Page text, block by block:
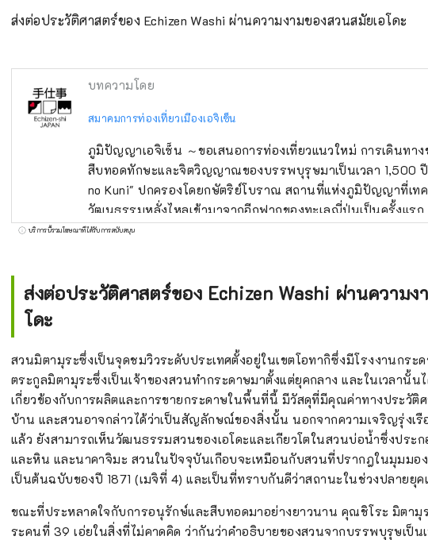
ส่งต่อประวัติศาสตร์ของ Echizen Washi ผ่านความงามของสวนสมัยเอโดะ
บทความโดย
สมาคมการท่องเที่ยวเมืองเอจิเซ็น
ภูมิปัญญาเอจิเซ็น ～ขอเสนอการท่องเที่ยวแนวใหม่ การเดินทางของ
สืบทอดทักษะและจิตวิญญาณของบรรพบุรุษมาเป็นเวลา 1,500 ปี
no Kuni" ปกครองโดยกษัตริย์โบราณ สถานที่แห่งภูมิปัญญาที่เท
วัฒนธรรมหลั่งไหลเข้ามาจากอีกฟากของทะเลญี่ปุ่นเป็นครั้งแรก
ของการผลิตที่ลึกซึ้งของญี่ปุ่น ในอุตสาหกรรมแบบดั้งเดิมที่อยู่ร่ว
เวลา และพื้นที่ ภารกิจใหม่เพื่อค้นหาแสงสว่าง ยินดีต้อนรับสู่เอจิ
บริการนี้รวมโฆษณาที่ได้รับการสนับสนุน
ส่งต่อประวัติศาสตร์ของ Echizen Washi ผ่านความง
โดะ
สวนมิตามุระซึ่งเป็นจุดชมวิวระดับประเทศตั้งอยู่ในเขตโอทากิซึ่งมีโรงงานกระ
ตระกูลมิตามุระซึ่งเป็นเจ้าของสวนทำกระดาษมาตั้งแต่ยุคกลาง และในเวลานั้
เกี่ยวข้องกับการผลิตและการขายกระดาษในพื้นที่นี้ มีวัสดุที่มีคุณค่าทางประวัติ
บ้าน และสวนอาจกล่าวได้ว่าเป็นสัญลักษณ์ของสิ่งนั้น นอกจากความเจริญรุ่งเ
แล้ว ยังสามารถเห็นวัฒนธรรมสวนของเอโดะและเกียวโตในสวนบ่อน้ำซึ่งประก
และหิน และนาคาจิมะ สวนในปัจจุบันเกือบจะเหมือนกับสวนที่ปรากฎในมุมมอ
เป็นต้นฉบับของปี 1871 (เมจิที่ 4) และเป็นที่ทราบกันดีว่าสถานะในช่วงปลายยุค
ขณะที่ประหลาดใจกับการอนุรักษ์และสืบทอดมาอย่างยาวนาน คุณชิโระ มิตามุ
ระคนที่ 39 เอ่ยในสิ่งที่ไม่คาดคิด ว่ากันว่าคำอธิบายของสวนจากบรรพบุรุษเป็น